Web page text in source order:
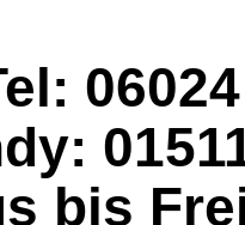
bis